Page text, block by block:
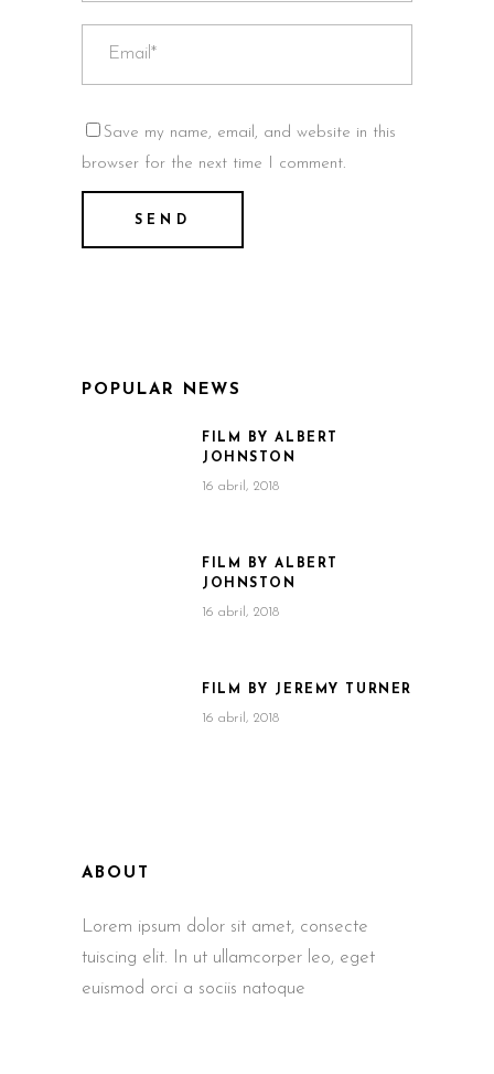
Save my name, email, and website in this
browser for the next time I comment.
POPULAR NEWS
FILM BY ALBERT
JOHNSTON
16 abril, 2018
FILM BY ALBERT
JOHNSTON
16 abril, 2018
FILM BY JEREMY TURNER
16 abril, 2018
ABOUT
Lorem ipsum dolor sit amet, consecte
tuiscing elit. In ut ullamcorper leo, eget
euismod orci a sociis natoque